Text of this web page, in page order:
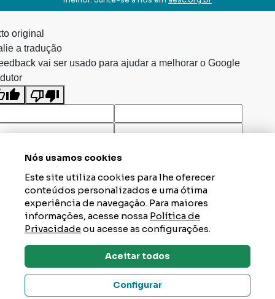
Dúvidas? Tire Aqui
Nós usamos cookies
Este site utiliza cookies para lhe oferecer
conteúdos personalizados e uma ótima
experiência de navegação. Para maiores
informações, acesse nossa Política de
Privacidadeou acesse as configurações.
Aceitar todos
Configurar
original
a tradução
vai ser usado para ajudar a melhorar o Google